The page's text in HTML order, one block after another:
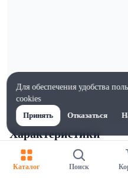
Характеристики
Ширина, мм
Каталог Поиск
Для обеспечения удобства
cookies
Принять
Отказаться